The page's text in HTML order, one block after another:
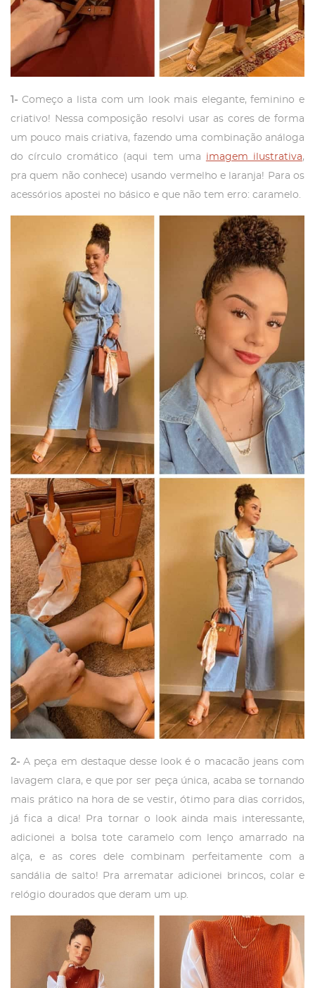
1- Começo a lista com um look mais elegante, feminino e
criativo! Nessa composição resolvi usar as cores de forma
um pouco mais criativa, fazendo uma combinação análoga
do círculo cromático (aqui tem uma imagem ilustrativa,
pra quem não conhece) usando vermelho e laranja! Para os
acessórios apostei no básico e que não tem erro: caramelo.
2- A peça em destaque desse look é o macacão jeans com
lavagem clara, e que por ser peça única, acaba se tornando
mais prático na hora de se vestir, ótimo para dias corridos,
já fica a dica! Pra tornar o look ainda mais interessante,
adicionei a bolsa tote caramelo com lenço amarrado na
alça, e as cores dele combinam perfeitamente com a
sandália de salto! Pra arrematar adicionei brincos, colar e
relógio dourados que deram um up.